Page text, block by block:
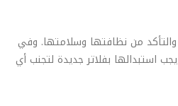
من نظافتها وسلامتها. وفي
استبدالها بفلاتر جديدة لتجنب أي